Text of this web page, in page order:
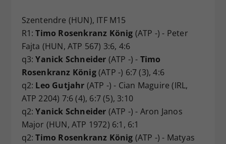
Szentendre (HUN), ITF M15
R1:Timo Rosenkranz König (ATP -) - Peter
Fajta (HUN, ATP 567) 3:6, 4:6
q3:Yanick Schneider (ATP -) - Timo
Rosenkranz König(ATP -) 6:7 (3), 4:6
q2: Leo Gutjahr (ATP -) - Cian Maguire (IRL,
ATP 2204) 7:6 (4), 6:7 (5), 3:10
q2:Yanick Schneider (ATP -) - Aron Janos
Major (HUN, ATP 1972) 6:1, 6:1
q2:Timo Rosenkranz König (ATP -) - Matyas